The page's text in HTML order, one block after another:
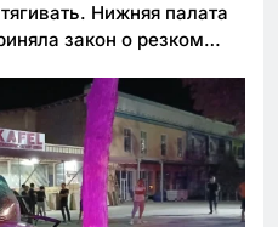
Нижняя палата
закон о резком